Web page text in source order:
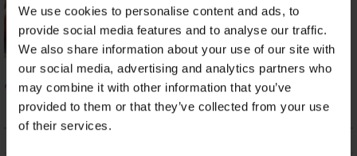
We use cookies to personalise content and ads, to
provide social media features and to analyse our traffic.
We also share information about your use of our site with
our social media, advertising and analytics partners who
may combine it with other information that you’ve
provided to them or that they’ve collected from your use
of their services.
Бански костюм от
две части Roselux II
53,49 € (104,62 лв.)
Бански костюм от
две части Zwena
18,98 €
(37,12 лв.)